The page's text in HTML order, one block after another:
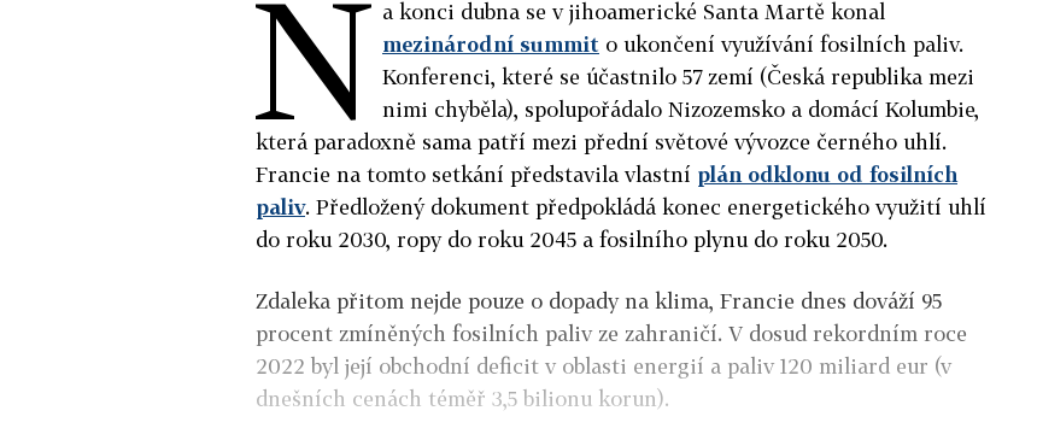
N a konci dubna se v jihoamerické Santa Martě konal
mezinárodní summit o ukončení využívání fosilních paliv.
Konferenci, které se účastnilo 57 zemí (Česká republika mezi
nimi chyběla), spolupořádalo Nizozemsko a domácí Kolumbie,
která paradoxně sama patří mezi přední světové vývozce černého uhlí.
Francie na tomto setkání představila vlastní plán odklonu od fosilních
paliv. Předložený dokument předpokládá konec energetického využití uhlí
do roku 2030, ropy do roku 2045 a fosilního plynu do roku 2050.
Zdaleka přitom nejde pouze o dopady na klima, Francie dnes dováží 95
procent zmíněných fosilních paliv ze zahraničí. V dosud rekordním roce
2022 byl její obchodní deficit v oblasti energií a paliv 120 miliard eur (v
dnešních cenách téměř 3,5 bilionu korun).